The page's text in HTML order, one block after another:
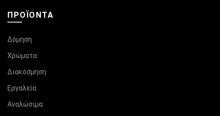
ΠΡΟΪΌΝΤΑ
Δόμηση
Χρώματα
Διακόσμηση
Εργαλεία
Αναλώσιμα